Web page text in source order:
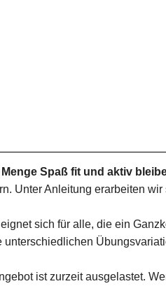
Menge Spaß fit und aktiv
Unter Anleitung erarbeiten
sich für alle, die ein
unterschiedlichen
ist zurzeit ausgelastet.